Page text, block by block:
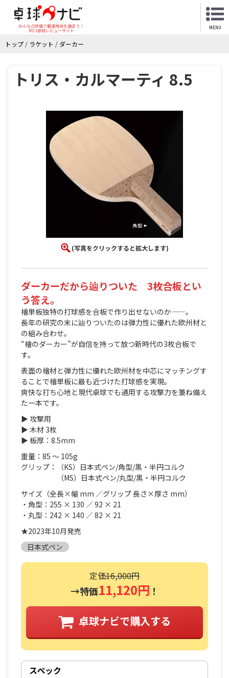
みんなの評価で最適用具を選ぼう！
NO.1卓球レビューサイト
MENU
トップ / ラケット / ダーカー
トリス・カルマーティ 8.5
(写真をクリックすると拡大します)
ダーカーだから辿りついた 3枚合板とい
う答え。
檜単板独特の打球感を合板で作り出せないのか——。
長年の研究の末に辿りついたのは弾力性に優れた欧州材と
の組み合わせ。
“檜のダーカー”が自信を持って放つ新時代の3枚合板で
す。
表面の檜材と弾力性に優れた欧州材を中芯にマッチングす
ることで檜単板に最も近づけた打球感を実現。
爽快な打ち心地と現代卓球でも通用する攻撃力を兼ね備え
た一本です。
▶ 攻撃用
▶ 木材 3枚
▶ 板厚：8.5mm
重量：85 〜 105g
グリップ：（KS）日本式ペン/角型/黒・半円コルク
（MS）日本式ペン/丸型/黒・半円コルク
サイズ（全長×幅 mm ／グリップ 長さ×厚さ mm）
・角型：255 × 130 ／ 92 × 21
・丸型：242 × 140 ／ 82 × 21
★2023年10月発売
日本式ペン
定価16,000円
→特価11,120円 ！
卓球ナビで購入する
スペック